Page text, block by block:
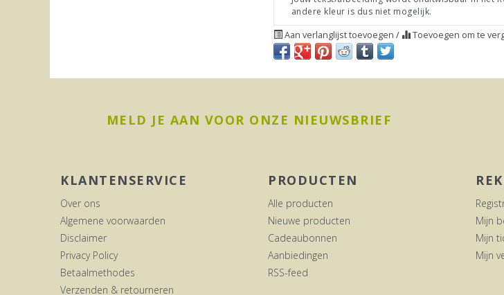
andere kleur is dus niet mogelijk.
Aan verlanglijst toevoegen / Toevoegen om te
MELD JE AAN VOOR ONZE NIEUWSBRIEF
KLANTENSERVICE
Over ons
Algemene voorwaarden
Disclaimer
Privacy Policy
Betaalmethodes
Verzenden & retourneren
PRODUCTEN
Alle producten
Nieuwe producten
Cadeaubonnen
Aanbiedingen
RSS-feed
Mijn
Mijn
Mijn